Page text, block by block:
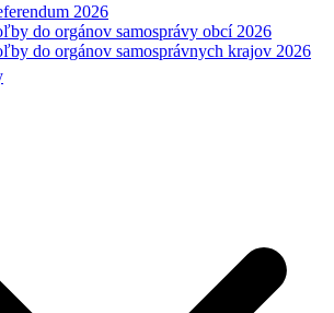
2026
do orgánov samosprávy obcí 2026
do orgánov samosprávnych krajov 2026